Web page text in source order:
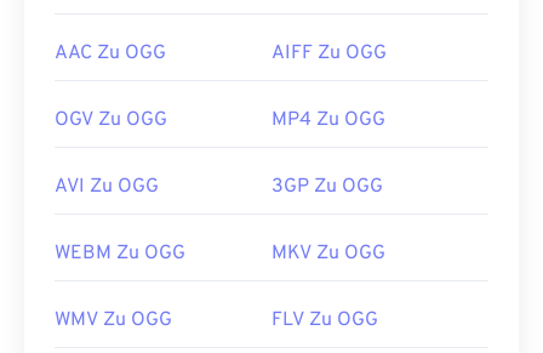
AAC Zu OGG AIFF Zu OGG
OGV Zu OGG MP4 Zu OGG
AVI Zu OGG 3GP Zu OGG
WEBM Zu OGG MKV Zu OGG
WMV Zu OGG FLV Zu OGG